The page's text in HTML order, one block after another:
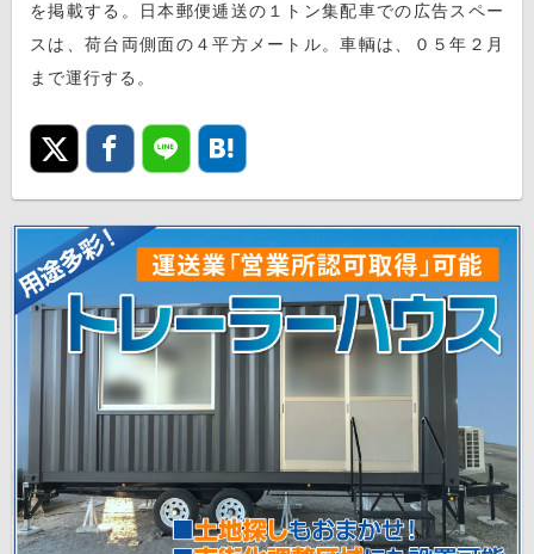
を掲載する。日本郵便逓送の１トン集配車での広告スペー
スは、荷台両側面の４平方メートル。車輌は、０５年２月
まで運行する。